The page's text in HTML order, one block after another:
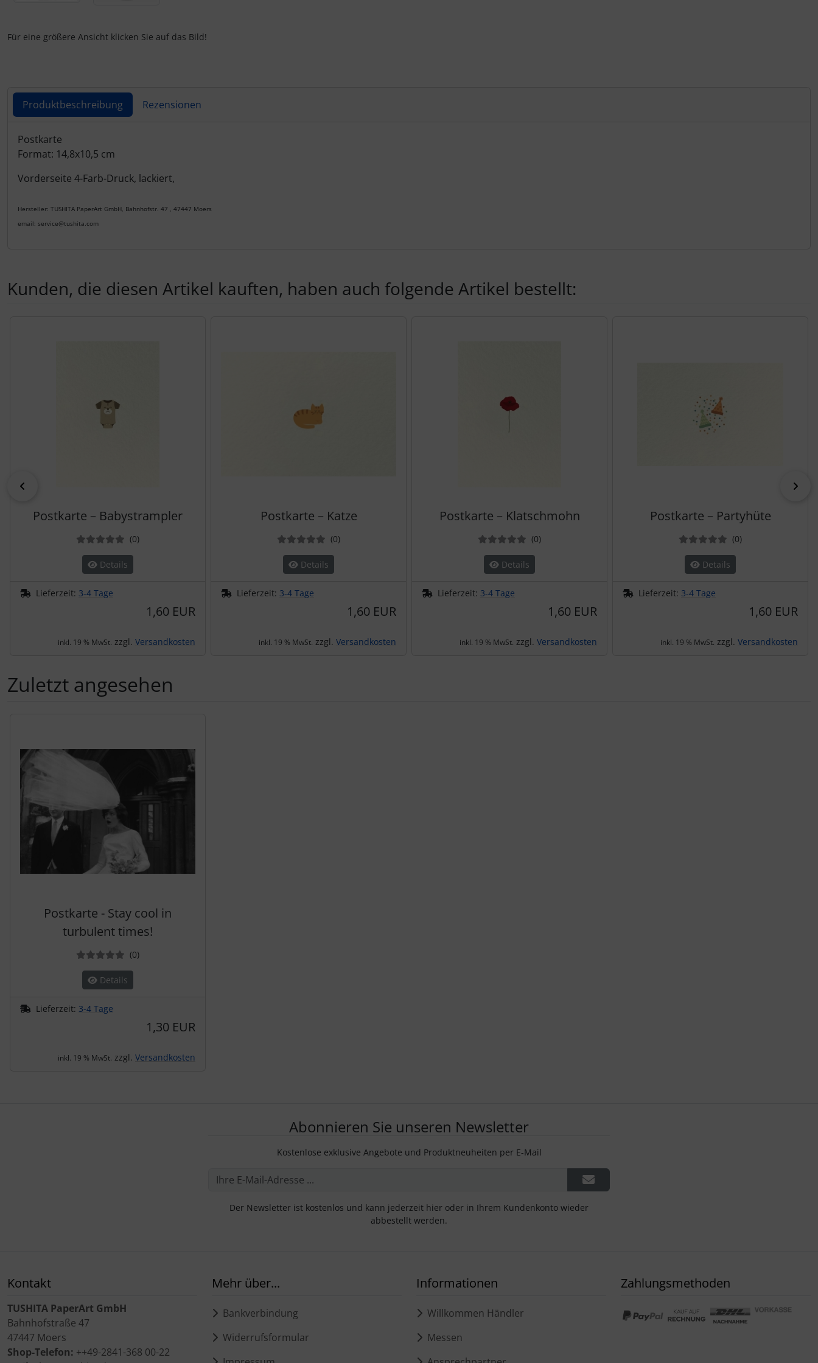
Für eine größere Ansicht klicken Sie auf das Bild!
Produktbeschreibung Rezensionen
Produktbeschreibung
Postkarte
Format: 14,8x10,5 cm
Vorderseite 4-Farb-Druck, lackiert,
Hersteller: TUSHITA PaperArt GmbH, Bahnhofstr. 47 , 47447 Moers
email: service@tushita.com
Kunden, die diesen Artikel kauften, haben auch folgende Artikel bestellt:
Postkarte – Babystrampler
(0Bewertungen
)
Details
Lieferzeit: 3-4 Tage
1,60 EUR
inkl. 19 % MwSt. zzgl. Versandkosten
Postkarte – Katze
(0Bewertungen
)
Details
Lieferzeit: 3-4 Tage
1,60 EUR
inkl. 19 % MwSt. zzgl. Versandkosten
Postkarte – Klatschmohn
(0Bewertungen
)
Details
Lieferzeit: 3-4 Tage
1,60 EUR
inkl. 19 % MwSt. zzgl. Versandkosten
Postkarte – Partyhüte
(0Bewertungen
)
Details
Lieferzeit: 3-4 Tage
1,60 EUR
inkl. 19 % MwSt. zzgl. Versandkosten
Zuletzt angesehen
Postkarte - Stay cool in
turbulent times!
(0Bewertungen
)
Details
Lieferzeit: 3-4 Tage
1,30 EUR
inkl. 19 % MwSt. zzgl. Versandkosten
Abonnieren Sie unseren Newsletter
Kostenlose exklusive Angebote und Produktneuheiten per E-Mail
Der Newsletter ist kostenlos und kann jederzeit hier oder in Ihrem Kundenkonto wieder
abbestellt werden.
Kontakt
TUSHITA PaperArt GmbH
Bahnhofstraße 47
47447 Moers
Shop-Telefon: ++49-2841-368 00-22
Mehr über...
Bankverbindung
Widerrufsformular
Informationen
Willkommen Händler
Messen
Zahlungsmethoden